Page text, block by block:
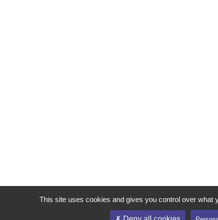
This site uses cookies and gives you control over what